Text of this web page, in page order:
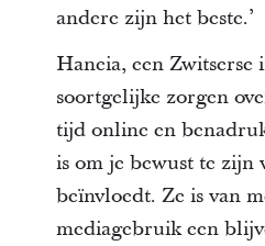
andere zijn het beste.’
Haneia, een
soortgelijke zorgen
tijd online en
is om je bewust te zijn
beïnvloedt. Ze is van
mediagebruik een